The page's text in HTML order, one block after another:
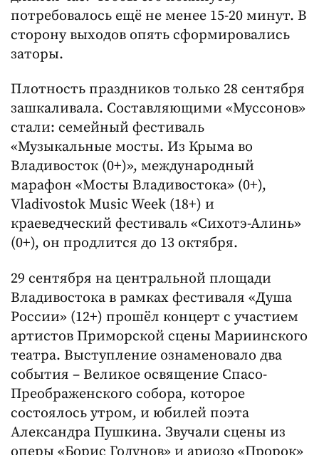
потребовалось ещё не менее 15-20 минут. В
сторону выходов опять сформировались
заторы.
Плотность праздников только 28 сентября
зашкаливала. Составляющими «Муссонов»
стали: семейный фестиваль
«Музыкальные мосты. Из Крыма во
Владивосток (0+)», международный
марафон «Мосты Владивостока» (0+),
Vladivostok Music Week (18+) и
краеведческий фестиваль «Сихотэ-Алинь»
(0+), он продлится до 13 октября.
29 сентября на центральной площади
Владивостока в рамках фестиваля «Душа
России» (12+) прошёл концерт с участием
артистов Приморской сцены Мариинского
театра. Выступление ознаменовало два
события – Великое освящение Спасо-
Преображенского собора, которое
состоялось утром, и юбилей поэта
Александра Пушкина. Звучали сцены из